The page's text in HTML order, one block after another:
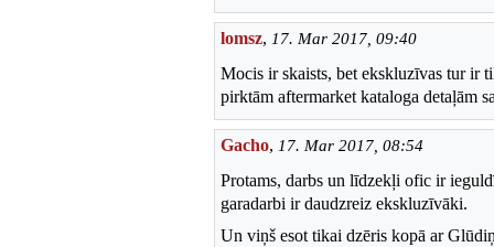
lomsz, 17. Mar 2017, 09:40
Mocis ir skaists, bet ekskluzīvas tur ir
pirktām aftermarket kataloga detaļām
Gacho, 17. Mar 2017, 08:54
Protams, darbs un līdzekļi ofic ir
garadarbi ir daudzreiz ekskluzīvāki.
Un viņš esot tikai dzēris kopā ar